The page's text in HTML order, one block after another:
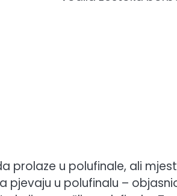
prolaze u polufinale, ali
u polufinalu –